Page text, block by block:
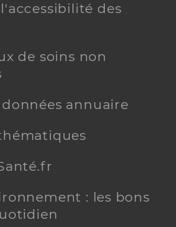
des
de soins non
annuaire
: les bons